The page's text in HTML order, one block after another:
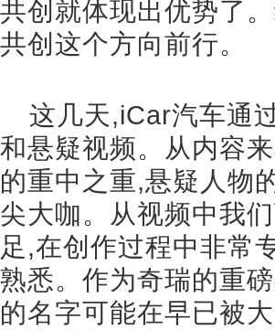
共创就体现出优势了
共创这个方向前行。
这几天,iCar汽车通
和悬疑视频。从内容
的重中之重,悬疑人物
尖大咖。从视频中我
足,在创作过程中非常
熟悉。作为奇瑞的重
的名字可能在早已被